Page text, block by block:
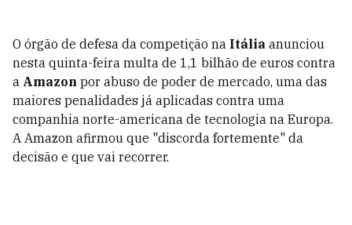
O órgão de defesa da competição na Itália anunciou
nesta quinta-feira multa de 1,1 bilhão de euros contra
a Amazon por abuso de poder de mercado, uma das
maiores penalidades já aplicadas contra uma
companhia norte-americana de tecnologia na Europa.
A Amazon afirmou que "discorda fortemente" da
decisão e que vai recorrer.